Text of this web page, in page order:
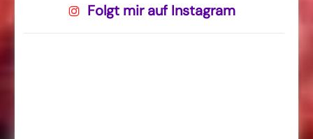
Folgt mir auf Instagram